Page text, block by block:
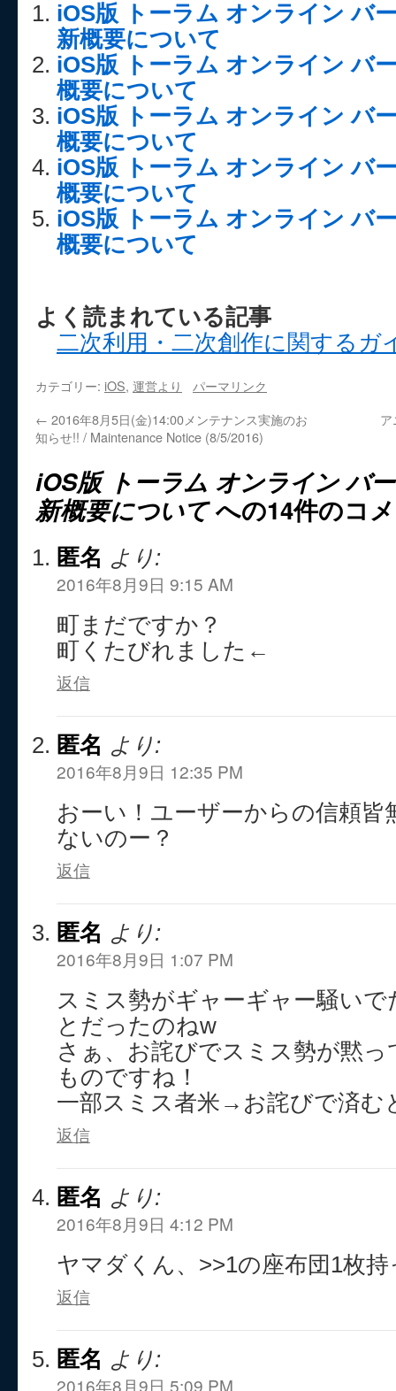
iOS版 トーラム オンライン バ
新概要について
iOS版 トーラム オンライン バ
概要について
iOS版 トーラム オンライン バ
概要について
iOS版 トーラム オンライン バ
概要について
iOS版 トーラム オンライン バ
概要について
よく読まれている記事
二次利用・二次創作に関するガ
カテゴリー: iOS, 運営より
パーマリンク
← 2016年8月5日(金)14:00メンテナンス実施のお
知らせ!! / Maintenance Notice (8/5/2016)
iOS版 トーラム オンライン バ
新概要についてへの14件のコ
匿名 より:
2016年8月9日 9:15 AM
町まだですか？
町くたびれました←
返信
匿名 より:
2016年8月9日 12:35 PM
おーい！ユーザーからの信頼皆
ないのー？
返信
匿名 より:
2016年8月9日 1:07 PM
スミス勢がギャーギャー騒い
とだったのねw
さぁ、お詫びでスミス勢が黙
ものですね！
一部スミス者米→お詫びで済む
返信
匿名 より:
2016年8月9日 4:12 PM
ヤマダくん、>>1の座布団1枚
返信
匿名 より:
2016年8月9日 5:09 PM